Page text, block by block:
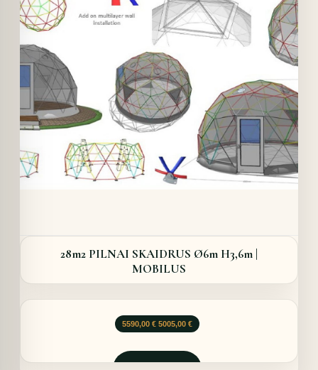
Details
28m2 PILNAI SKAIDRUS Ø6m H3,6m |
MOBILUS
5590,00 € Original
was:
5005,00 €Current
is: